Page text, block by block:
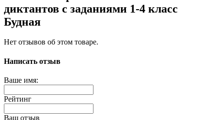
диктантов с заданиями 1-4 класс
Будная
Нет отзывов об этом товаре.
Написать отзыв
Ваше имя:
Рейтинг
Ваш отзыв